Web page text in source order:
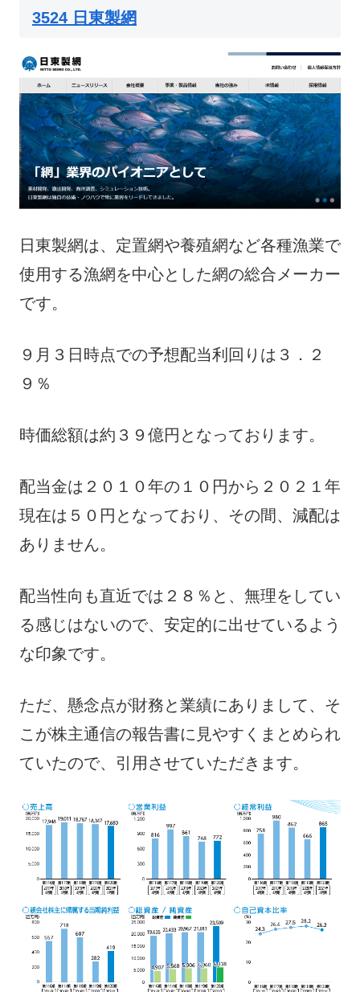
3524 日東製網
日東製網は、定置網や養殖網など各種漁業で
使用する漁網を中心とした網の総合メーカー
です。
９月３日時点での予想配当利回りは３．２
９％
時価総額は約３９億円となっております。
配当金は２０１０年の１０円から２０２１年
現在は５０円となっており、その間、減配は
ありません。
配当性向も直近では２８％と、無理をしてい
る感じはないので、安定的に出せているよう
な印象です。
ただ、懸念点が財務と業績にありまして、そ
こが株主通信の報告書に見やすくまとめられ
ていたので、引用させていただきます。